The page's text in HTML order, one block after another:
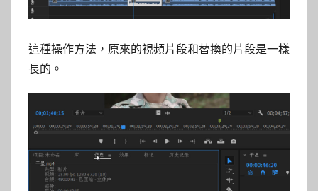
這種操作方法，原來的視頻片段和替換的片段是一樣
長的。